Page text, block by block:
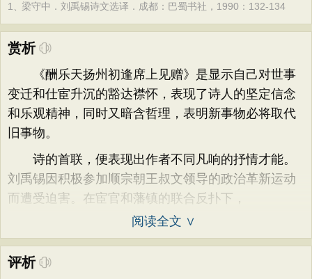
1、梁守中．刘禹锡诗文选译．成都：巴蜀书社，1990：132-134
赏析
《酬乐天扬州初逢席上见赠》是显示自己对世事
变迁和仕宦升沉的豁达襟怀，表现了诗人的坚定信念
和乐观精神，同时又暗含哲理，表明新事物必将取代
旧事物。
诗的首联，便表现出作者不同凡响的抒情才能。
刘禹锡因积极参加顺宗朝王叔文领导的政治革新运动
而遭受迫害。在宦官和藩镇的联合反扑下，
阅读全文 ∨
评析